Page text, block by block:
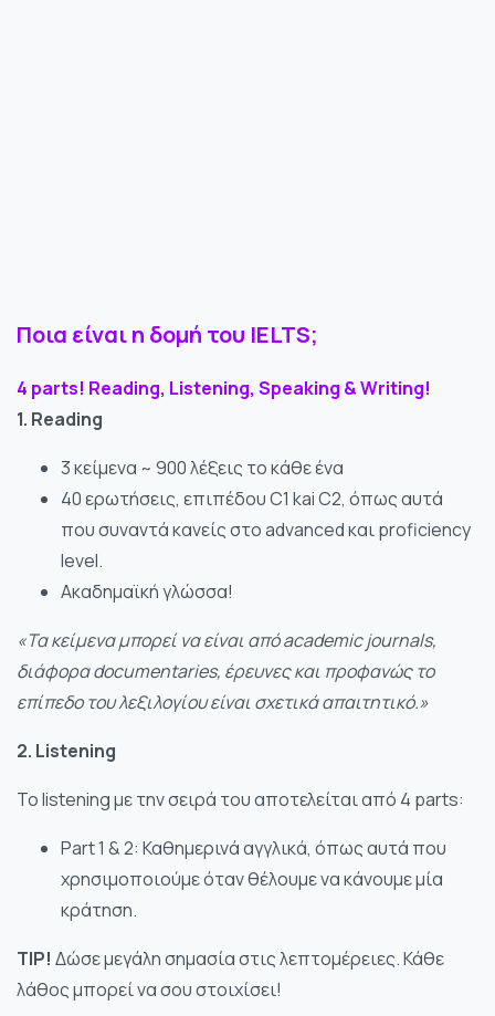
Ποια είναι η δομή του IELTS;
4 parts! Reading, Listening, Speaking & Writing!
1. Reading
3 κείμενα ~ 900 λέξεις το κάθε ένα
40 ερωτήσεις, επιπέδου C1 kai C2, όπως αυτά
που συναντά κανείς στο advanced και proficiency
level.
Ακαδημαϊκή γλώσσα!
«Τα κείμενα μπορεί να είναι από academic journals,
διάφορα documentaries, έρευνες και προφανώς το
επίπεδο του λεξιλογίου είναι σχετικά απαιτητικό.»
2. Listening
Το listening με την σειρά του αποτελείται από 4 parts:
Part 1 & 2: Καθημερινά αγγλικά, όπως αυτά που
χρησιμοποιούμε όταν θέλουμε να κάνουμε μία
κράτηση.
TIP! Δώσε μεγάλη σημασία στις λεπτομέρειες. Κάθε
λάθος μπορεί να σου στοιχίσει!